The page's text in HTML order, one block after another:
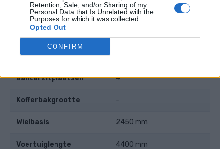
Retention, Sale, and/or Sharing of my
Personal Data that Is Unrelated with the
Purposes for which it was collected.
Opted Out
CONFIRM
Andere gegevens
Gewicht
Aantal deuren
aantal zitplaatsen 4
Kofferbakgrootte -
Wielbasis 2450 mm
Voertuiglengte 4400 mm